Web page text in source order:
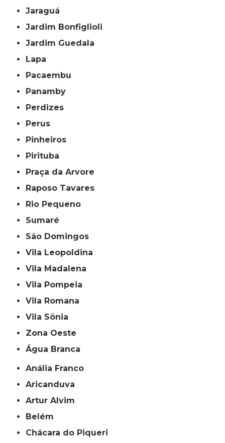
Jaraguá
Jardim Bonfiglioli
Jardim Guedala
Lapa
Pacaembu
Panamby
Perdizes
Perus
Pinheiros
Pirituba
Praça da Arvore
Raposo Tavares
Rio Pequeno
Sumaré
São Domingos
Vila Leopoldina
Vila Madalena
Vila Pompeia
Vila Romana
Vila Sônia
Zona Oeste
Água Branca
Anália Franco
Aricanduva
Artur Alvim
Belém
Chácara do Piqueri